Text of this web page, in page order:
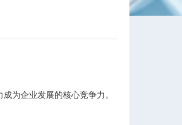
为企业发展的核心竞争力。